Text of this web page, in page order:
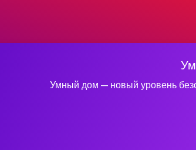
Умный дом — новый уровень